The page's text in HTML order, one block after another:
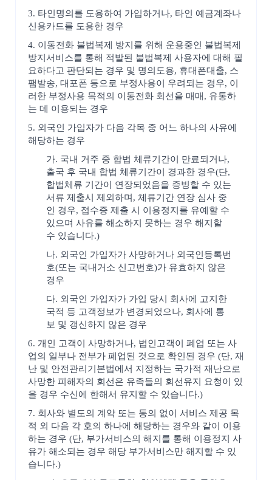
3. 타인명의를 도용하여 가입하거나, 타인 예금계좌나
신용카드를 도용한 경우
4. 이동전화 불법복제 방지를 위해 운용중인 불법복제
방지서비스를 통해 적발된 불법복제 사용자에 대해 필
요하다고 판단되는 경우 및 명의도용, 휴대폰대출, 스
팸발송, 대포폰 등으로 부정사용이 우려되는 경우, 이
러한 부정사용 목적의 이동전화 회선을 매매, 유통하
는 데 이용되는 경우
5. 외국인 가입자가 다음 각목 중 어느 하나의 사유에
해당하는 경우
가. 국내 거주 중 합법 체류기간이 만료되거나,
출국 후 국내 합법 체류기간이 경과한 경우(단,
합법체류 기간이 연장되었음을 증빙할 수 있는
서류 제출시 제외하며, 체류기간 연장 심사 중
인 경우, 접수증 제출 시 이용정지를 유예할 수
있으며 사유를 해소하지 못하는 경우 해지할
수 있습니다.)
나. 외국인 가입자가 사망하거나 외국인등록번
호(또는 국내거소 신고번호)가 유효하지 않은
경우
다. 외국인 가입자가 가입 당시 회사에 고지한
국적 등 고객정보가 변경되었으나, 회사에 통
보 및 갱신하지 않은 경우
6. 개인 고객이 사망하거나, 법인고객이 폐업 또는 사
업의 일부나 전부가 폐업된 것으로 확인된 경우 (단, 재
난 및 안전관리기본법에서 지정하는 국가적 재난으로
사망한 피해자의 회선은 유족들의 회선유지 요청이 있
을 경우 수신에 한해서 유지할 수 있습니다.)
7. 회사와 별도의 계약 또는 동의 없이 서비스 제공 목
적 외 다음 각 호의 하나에 해당하는 경우와 같이 이용
하는 경우 (단, 부가서비스의 해지를 통해 이용정지 사
유가 해소되는 경우 해당 부가서비스만 해지할 수 있
습니다.)